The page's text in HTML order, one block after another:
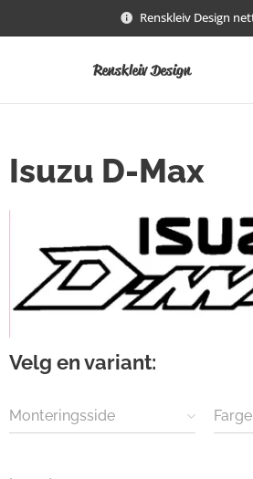
Renskleiv Design
Renskleiv Design
Isuzu D-Max
Velg en variant:
Monteringsside Farge